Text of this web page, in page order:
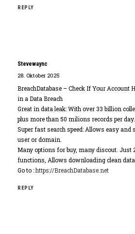
REPLY
Stevewaync
28. Oktober 2025
BreachDatabase – Check If Your Account
in a Data Breach
Great in data leak: With over 33 billion
plus more than 50 milions records per day.
Super fast search speed: Allows easy and
user or domain.
Many options for buy, many discout. Just
functions, Allows downloading clean
Go to :https://BreachDatabase.net
REPLY